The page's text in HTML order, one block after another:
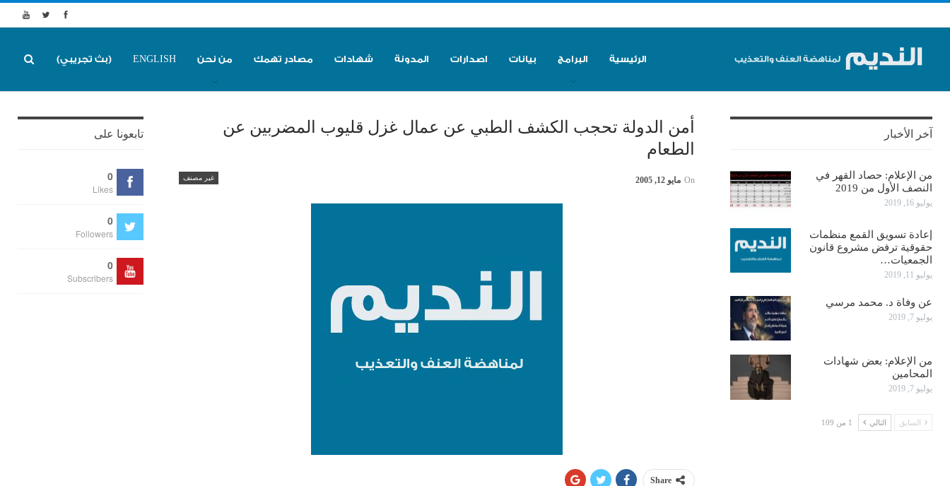
الرئيسية البرامج بيانات اصدارات المدونة شهادات مصادر تهمك من نحن ENGLISH (بث تجريبي)
أمن الدولة تحجب الكشف الطبي عن عمال غزل قليوب المضربين عن
الطعام
غير مصنف On مايو 12, 2005
Share
تابعونا على
0
Likes
0
Followers
0
Subscribers
آخر الأخبار
من الإعلام: حصاد القهر في
النصف الأول من 2019
يوليو 16, 2019
إعادة تسويق القمع منظمات
حقوقية ترفض مشروع قانون
الجمعيات…
يوليو 11, 2019
عن وفاة د. محمد مرسي
يوليو 7, 2019
من الإعلام: بعض شهادات
المحامين
يوليو 7, 2019
السابق التالي 1 من 109